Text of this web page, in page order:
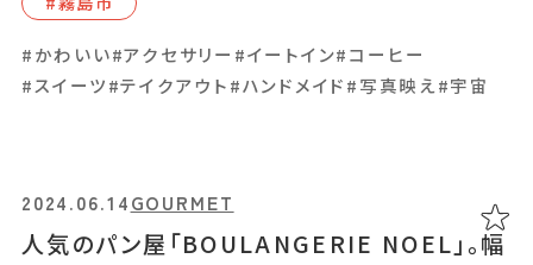
#かわいい#アクセサリー #イートイン#コーヒー
#スイーツ#テイクアウト#ハンドメイド#写真映え#宇宙
人気のパン屋「BOULANGERIE NOEL」。幅
2024.06.14GOURMET
「BAKERY FORT LEAF 2311（ベーカリー
フォートリーフ2311）」パンとスープとお弁当
2024.03.25GOURMET
#天⽂館周辺
#お弁当#イートイン#テイクアウト#パン